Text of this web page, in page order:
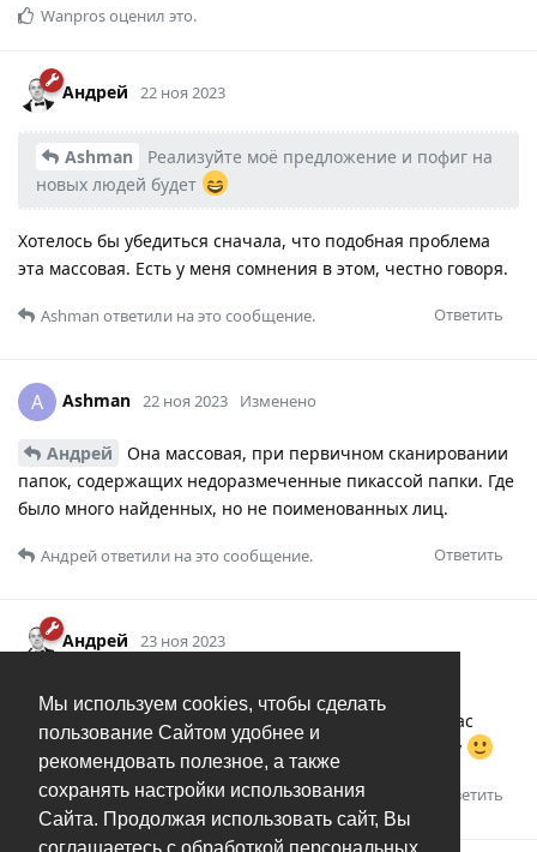
Мы используем cookies, чтобы сделать
пользование Сайтом удобнее и
рекомендовать полезное, а также
сохранять настройки использования
Сайта. Продолжая использовать сайт, Вы
Wanprosоценил это.
Андрей 22 ноя 2023
Ashman
Реализуйте моё предложение и пофиг на
новых людей будет
Хотелось бы убедиться сначала, что подобная проблема
эта массовая. Есть у меня сомнения в этом, честно говоря.
Ответить
Ashman ответили на это сообщение.
A Ashman 22 ноя 2023 Изменено
Андрей
Она массовая, при первичном сканировании
папок, содержащих недоразмеченные пикассой папки. Где
было много найденных, но не поименованных лиц.
Ответить
Андрейответили на это сообщение.
Андрей 23 ноя 2023
Ashman
под “массовостью” я имею в виду, что
сталкиваются с ней многие пользователи. То что у вас
лично этого очень много, я понял еще по скриншоту
Ответить
Ashmanоценил это.